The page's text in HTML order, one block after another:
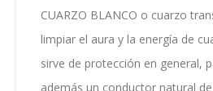
CUARZO BLANCO o cuarzo
limpiar el aura y la energía de
sirve de protección en general,
además un conductor natural